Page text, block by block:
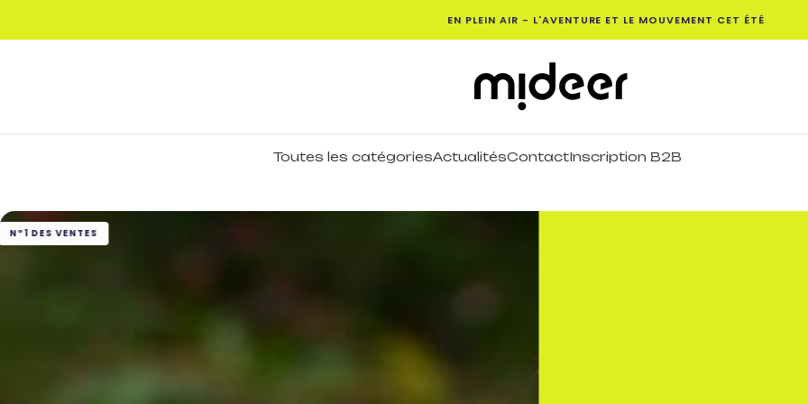
Toutes les catégoriesActualitésContactInscription B2B
EN PLEIN AIR - L'AVENTURE ET LE MOUVEMENT CET ÉTÉ
MEILLEURES VENTES